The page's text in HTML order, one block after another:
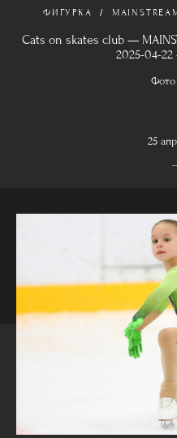
ФИГУРКА
Cats on skates club —
2025-04-
Фото
25